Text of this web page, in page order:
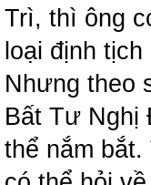
Trì, thì ông
loại định
Nhưng theo
Bất Tư Nghị
thể nắm